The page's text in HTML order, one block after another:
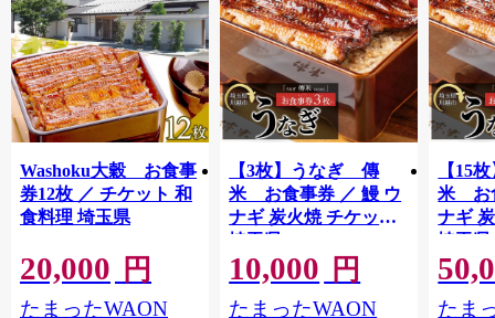
Washoku大穀 お食事
券12枚 ／ チケット 和
食料理 埼玉県
20,000 円
たまったWAON
【3枚】うなぎ 傳
米 お食事券 ／ 鰻 ウ
ナギ 炭火焼 チケット
埼玉県
10,000 円
たまったWAON
【15
米 お
ナギ
埼玉県
たま